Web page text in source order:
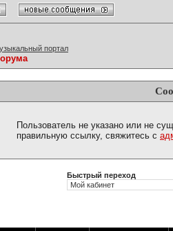
портал
Пользователь не указано или не
правильную ссылку, свяжитесь с
Быстрый переход